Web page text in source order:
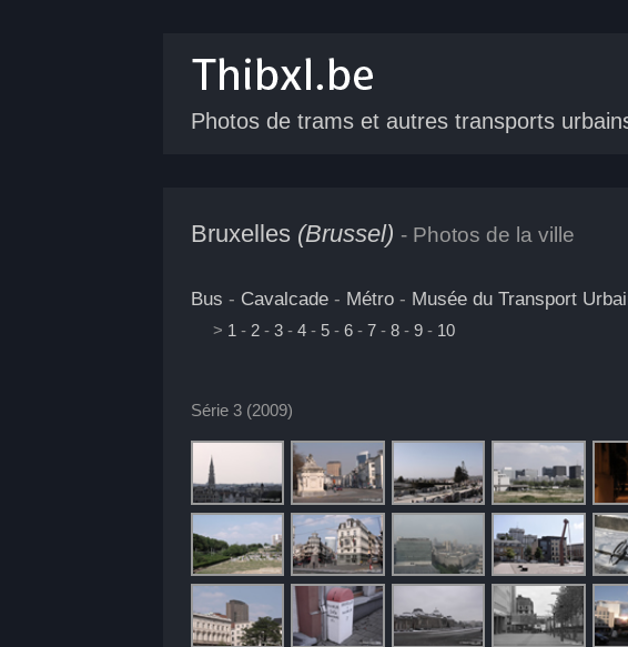
Photos de trams et autres transports
Bruxelles (Brussel) - Photos de la ville
Bus - Cavalcade - Métro - Musée du Transport
> 1 - 2 - 3 - 4 - 5 - 6 - 7 - 8 - 9 - 10
Série 3 (2009)